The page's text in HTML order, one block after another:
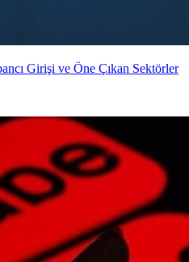
Girişi ve Öne Çıkan Sektörler